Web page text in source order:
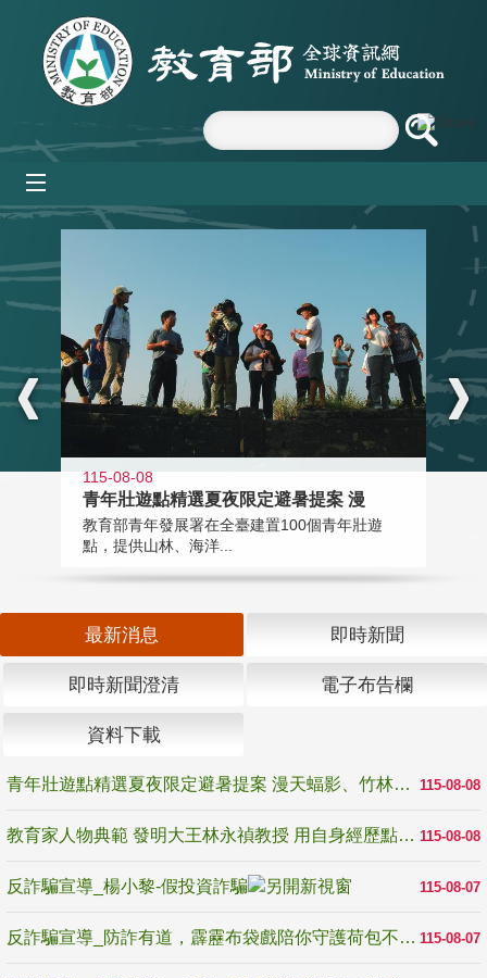
跳到主要內容區塊
:::
115-08-08
青年壯遊點精選夏夜限定避暑提案 漫
教育部青年發展署在全臺建置100個青年壯遊
點，提供山林、海洋...
最新消息 即時新聞
即時新聞澄清 電子布告欄
資料下載
115-08-08
青年壯遊點精選夏夜限定避暑提案 漫天蝠影、竹林尋蛙、茶香夜觀 邀青年暮色出發
115-08-08
教育家人物典範 發明大王林永禎教授 用自身經歷點亮學生的路
115-08-07
反詐騙宣導_楊小黎-假投資詐騙
115-08-07
反詐騙宣導_防詐有道，霹靂布袋戲陪你守護荷包不受騙